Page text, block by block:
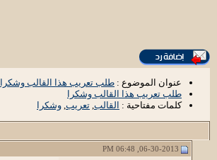
عنوان الموضوع : طلب تعريب هذا القالب وشكرا
طلب تعريب هذا القالب وشكرا
كلمات مفتاحية : القالب, تعريب, وشكرا